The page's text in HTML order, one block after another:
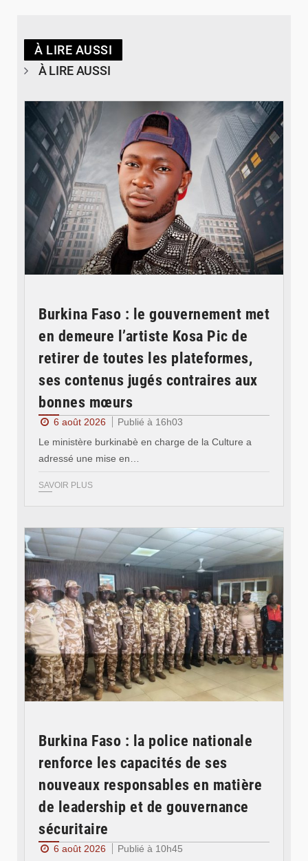
À LIRE AUSSI
À LIRE AUSSI
Burkina Faso : le gouvernement met
en demeure l’artiste Kosa Pic de
retirer de toutes les plateformes,
ses contenus jugés contraires aux
bonnes mœurs
6 août 2026
Publié à 16h03
Le ministère burkinabè en charge de la Culture a
adressé une mise en…
SAVOIR PLUS
Burkina Faso : la police nationale
renforce les capacités de ses
nouveaux responsables en matière
de leadership et de gouvernance
sécuritaire
6 août 2026
Publié à 10h45